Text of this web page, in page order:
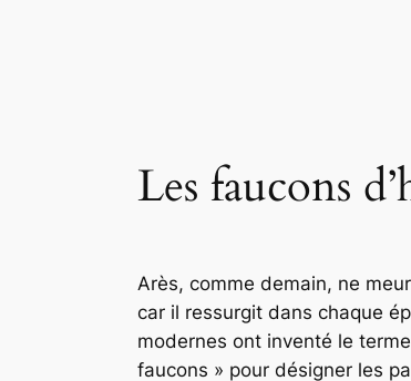
Les faucons
Arès, comme demain, ne
car il ressurgit dans chaque
modernes ont inventé le
faucons » pour désigner les